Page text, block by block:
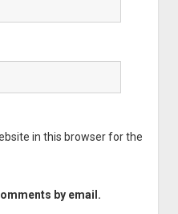
in this browser for the
by email.